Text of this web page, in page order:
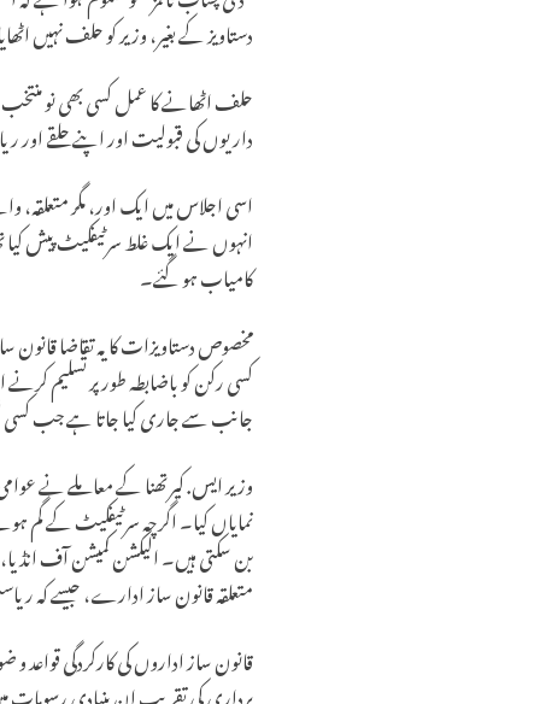
دستاویز کے بغیر، وزیر کو حلف نہیں
حلف اٹھانے کا عمل کسی بھی نو منتخب
داریوں کی قبولیت اور اپنے حلقے
اسی اجلاس میں ایک اور، مگر متعلقہ،
انہوں نے ایک غلط سرٹیفکیٹ پیش کیا
کامیاب ہو گئے۔
مخصوص دستاویزات کا یہ تقاضا قانون
کسی رکن کو باضابطہ طور پر تسلیم
جانب سے جاری کیا جاتا ہے جب کسی
وزیر ایس. کیرتھنا کے معاملے نے
نمایاں کیا۔ اگرچہ سرٹیفکیٹ کے گم
بن سکتی ہیں۔ الیکشن کمیشن آف
متعلقہ قانون ساز ادارے، جیسے کہ
قانون ساز اداروں کی کارکردگی
برداری کی تقریب ان بنیادی رسومات